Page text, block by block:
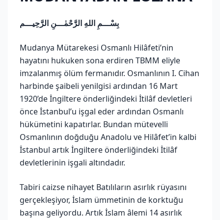
بِسْـــمِ اللهِ الرَّحْمٰـــنِ الرَّحِيـــم
Mudanya Mütarekesi Osmanlı Hilâfeti’nin
hayatını hukuken sona erdiren TBMM eliyle
imzalanmış ölüm fermanıdır. Osmanlının I. Cihan
harbinde şaibeli yenilgisi ardından 16 Mart
1920’de İngiltere önderliğindeki İtilâf devletleri
önce İstanbul’u işgal eder ardından Osmanlı
hükümetini kapatırlar. Bundan mütevelli
Osmanlının doğduğu Anadolu ve Hilâfet’in kalbi
İstanbul artık İngiltere önderliğindeki İtilâf
devletlerinin işgali altındadır.
Tabiri caizse nihayet Batılıların asırlık rüyasını
gerçekleşiyor, İslam ümmetinin de korktuğu
başına geliyordu. Artık İslam âlemi 14 asırlık